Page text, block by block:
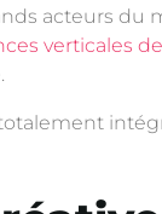
acteurs
verticales